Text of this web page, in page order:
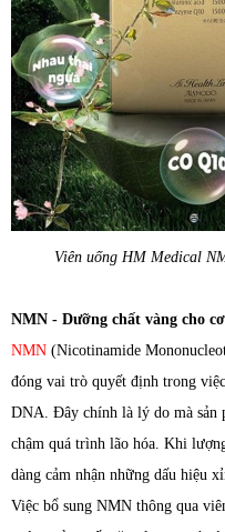
Viên uống HM Medical
NMN - Dưỡng chất vàng cho
NMN (Nicotinamide
đóng vai trò quyết định trong
DNA. Đây chính là lý do mà sản
chậm quá trình lão hóa. Khi
dàng cảm nhận những dấu hiệu
Việc bổ sung NMN thông qua